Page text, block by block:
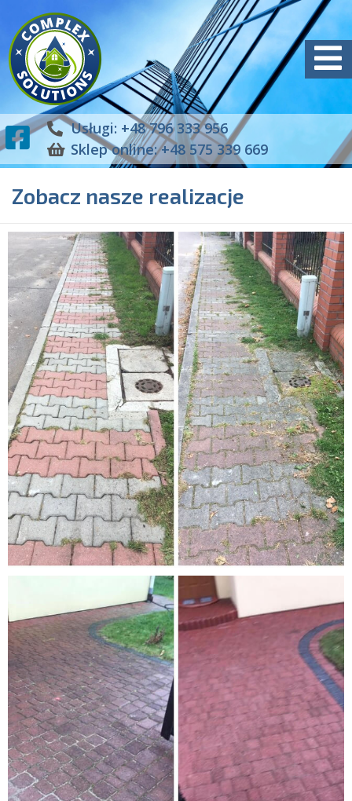
Usługi: +48 796 333 956
Sklep online: +48 575 339 669
Zobacz nasze realizacje